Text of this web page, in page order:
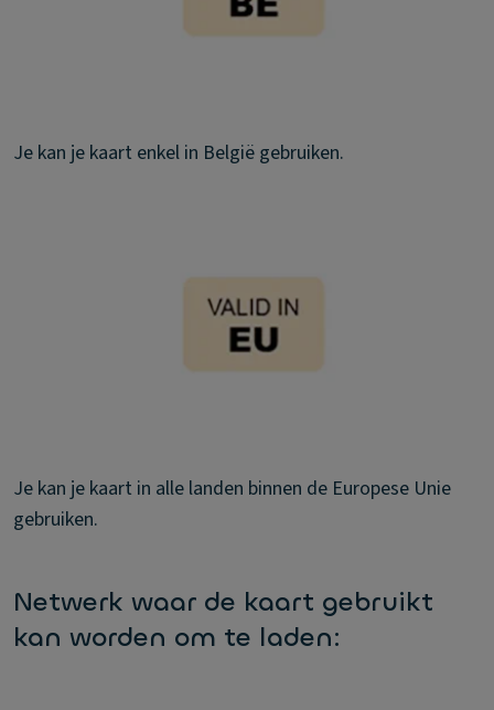
Je kan je kaart enkel in België gebruiken.
Je kan je kaart in alle landen binnen de Europese Unie
gebruiken.
Netwerk waar de kaart gebruikt
kan worden om te laden: